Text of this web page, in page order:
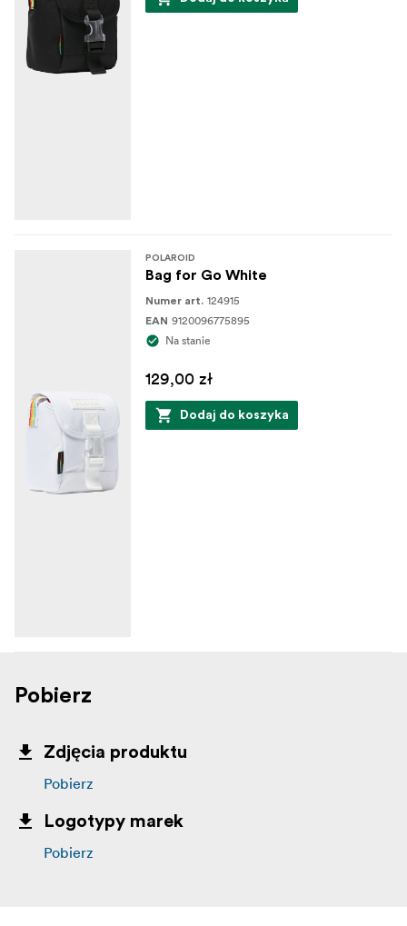
POLAROID
Bag for Go White
Numer art. 124915
EAN 9120096775895
Na stanie
129,00 zł
Dodaj do koszyka
Pobierz
Zdjęcia produktu
Pobierz
Logotypy marek
Pobierz